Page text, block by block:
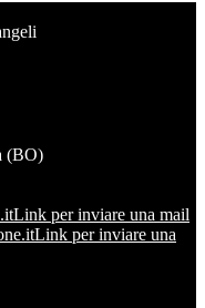
(BO)
Link per inviare una mail
Link per inviare una